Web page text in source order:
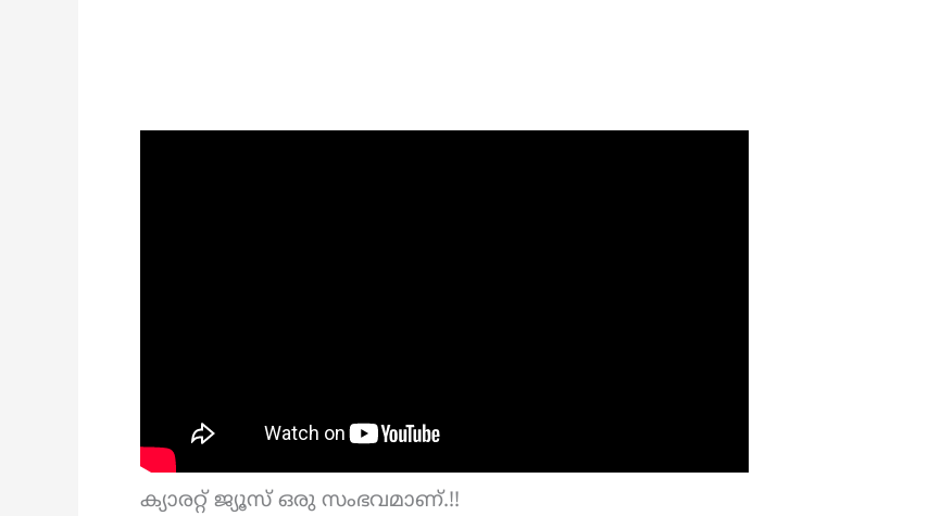
ക്യാരറ്റ് ജ്യൂസ് ഒരു സംഭവമാണ്.!!